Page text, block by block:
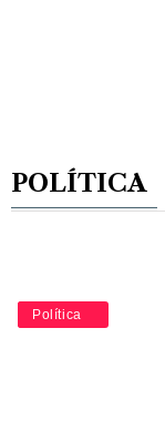
POLÍTICA
Educació
Política